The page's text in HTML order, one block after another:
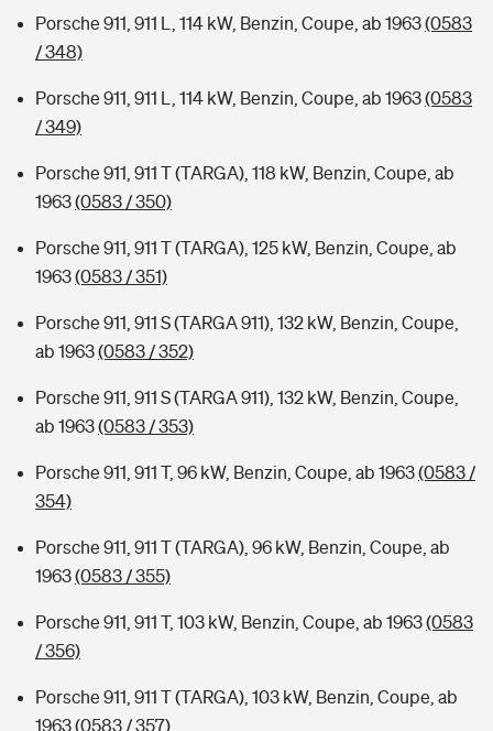
Porsche 911, 911 L, 114 kW, Benzin, Coupe, ab 1963(0583
/ 348)
Porsche 911, 911 L, 114 kW, Benzin, Coupe, ab 1963(0583
/ 349)
Porsche 911, 911 T (TARGA), 118 kW, Benzin, Coupe, ab
1963(0583 / 350)
Porsche 911, 911 T (TARGA), 125 kW, Benzin, Coupe, ab
1963(0583 / 351)
Porsche 911, 911 S (TARGA 911), 132 kW, Benzin, Coupe,
ab 1963(0583 / 352)
Porsche 911, 911 S (TARGA 911), 132 kW, Benzin, Coupe,
ab 1963(0583 / 353)
Porsche 911, 911 T, 96 kW, Benzin, Coupe, ab 1963(0583 /
354)
Porsche 911, 911 T (TARGA), 96 kW, Benzin, Coupe, ab
1963(0583 / 355)
Porsche 911, 911 T, 103 kW, Benzin, Coupe, ab 1963(0583
/ 356)
Porsche 911, 911 T (TARGA), 103 kW, Benzin, Coupe, ab
1963(0583 / 357)